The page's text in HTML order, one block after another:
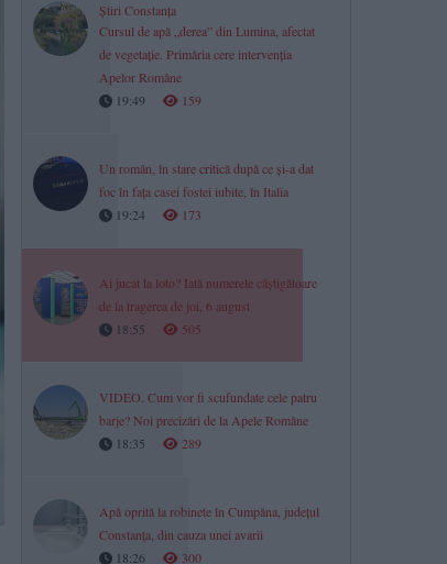
Știri Constanța
Cursul de apă „derea” din Lumina, afectat
de vegetație. Primăria cere intervenția
Apelor Române
19:49
159
Un român, în stare critică după ce și-a dat
foc în fața casei fostei iubite, în Italia
19:24
173
Ai jucat la loto? Iată numerele câștigătoare
de la tragerea de joi, 6 august
18:55
505
VIDEO. Cum vor fi scufundate cele patru
barje? Noi precizări de la Apele Române
18:35
289
Apă oprită la robinete în Cumpăna, județul
Constanța, din cauza unei avarii
18:26
300